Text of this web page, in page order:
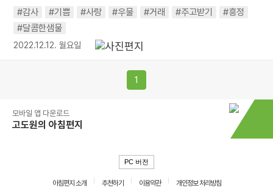
#감사 #기쁨 #사랑 #우물 #거래 #주고받기
#흥정
#달콤한샘물
2022.12.12. 월요일
1
모바일 앱 다운로드
고도원의 아침편지
PC 버전
아침편지 소개 추천하기 이용약관
개인정보 처리방침